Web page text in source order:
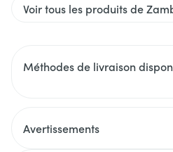
Voir tous les produits de
Méthodes de livraison
Avertissements